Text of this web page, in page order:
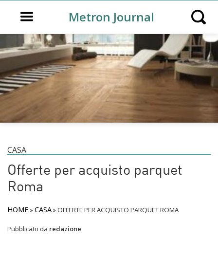
Open main menuMetron Journal Open
CASA
Offerte per acquisto parquet
Roma
HOME »CASA»OFFERTE PER ACQUISTO PARQUET ROMA
Pubblicato da redazione